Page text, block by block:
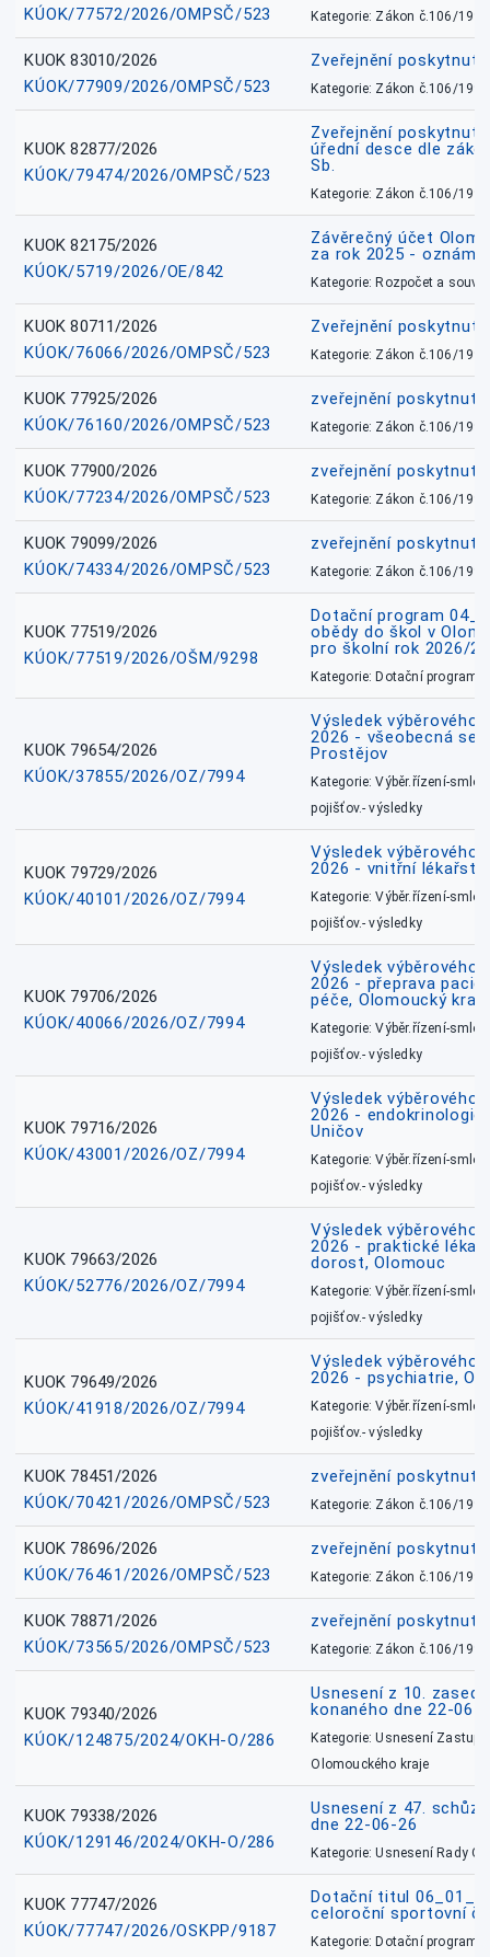
KÚOK/77572/2026/OMPSČ/523
Kategorie: Zákon č.106/1999
KUOK 83010/2026
KÚOK/77909/2026/OMPSČ/523
Zveřejnění
Kategorie: Zákon č.106/1999
KUOK 82877/2026
KÚOK/79474/2026/OMPSČ/523
Zveřejnění
úřední desce dle
Sb.
Kategorie: Zákon č.106/1999
KUOK 82175/2026
KÚOK/5719/2026/OE/842
Závěrečný účet
za rok 2025 -
Kategorie: Rozpočet a
KUOK 80711/2026
KÚOK/76066/2026/OMPSČ/523
Zveřejnění
Kategorie: Zákon č.106/1999
KUOK 77925/2026
KÚOK/76160/2026/OMPSČ/523
zveřejnění
Kategorie: Zákon č.106/1999
KUOK 77900/2026
KÚOK/77234/2026/OMPSČ/523
zveřejnění
Kategorie: Zákon č.106/1999
KUOK 79099/2026
KÚOK/74334/2026/OMPSČ/523
zveřejnění
Kategorie: Zákon č.106/1999
KUOK 77519/2026
KÚOK/77519/2026/OŠM/9298
Dotační program
obědy do škol v
pro školní rok 2026/
Kategorie: Dotační
KUOK 79654/2026
KÚOK/37855/2026/OZ/7994
Výsledek výběrového
2026 - všeobecná
Prostějov
Kategorie: Výběr.řízení-
pojišťov.- výsledky
KUOK 79729/2026
KÚOK/40101/2026/OZ/7994
Výsledek výběrového
2026 - vnitřní
Kategorie: Výběr.řízení-
pojišťov.- výsledky
KUOK 79706/2026
KÚOK/40066/2026/OZ/7994
Výsledek výběrového
2026 - přeprava
péče, Olomoucký kraj
Kategorie: Výběr.řízení-
pojišťov.- výsledky
KUOK 79716/2026
KÚOK/43001/2026/OZ/7994
Výsledek výběrového
2026 - endokrinologie
Uničov
Kategorie: Výběr.řízení-
pojišťov.- výsledky
KUOK 79663/2026
KÚOK/52776/2026/OZ/7994
Výsledek výběrového
2026 - praktické
dorost, Olomouc
Kategorie: Výběr.řízení-
pojišťov.- výsledky
KUOK 79649/2026
KÚOK/41918/2026/OZ/7994
Výsledek výběrového
2026 - psychiatrie,
Kategorie: Výběr.řízení-
pojišťov.- výsledky
KUOK 78451/2026
KÚOK/70421/2026/OMPSČ/523
zveřejnění
Kategorie: Zákon č.106/1999
KUOK 78696/2026
KÚOK/76461/2026/OMPSČ/523
zveřejnění
Kategorie: Zákon č.106/1999
KUOK 78871/2026
KÚOK/73565/2026/OMPSČ/523
zveřejnění
Kategorie: Zákon č.106/1999
KUOK 79340/2026
KÚOK/124875/2024/OKH-O/286
Usnesení z 10.
konaného dne 22-06-
Kategorie: Usnesení
Olomouckého kraje
KUOK 79338/2026
KÚOK/129146/2024/OKH-O/286
Usnesení z 47.
dne 22-06-26
Kategorie: Usnesení Rady
KUOK 77747/2026
KÚOK/77747/2026/OSKPP/9187
Dotační titul
celoroční sportovní
Kategorie: Dotační